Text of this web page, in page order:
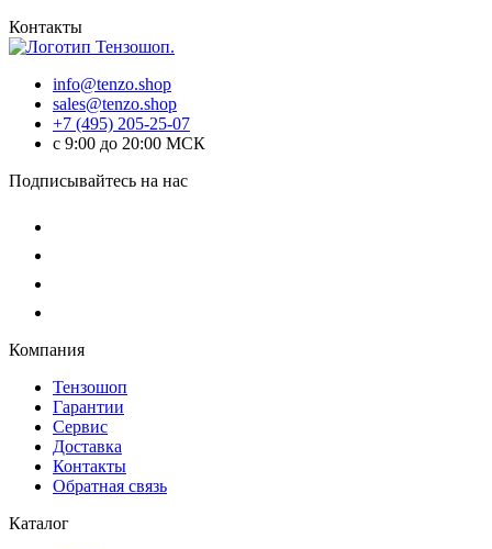
Контакты
info@tenzo.shop
sales@tenzo.shop
+7 (495) 205-25-07
с 9:00 до 20:00 МСК
Подписывайтесь на нас
Компания
Тензошоп
Гарантии
Сервис
Доставка
Контакты
Обратная связь
Каталог